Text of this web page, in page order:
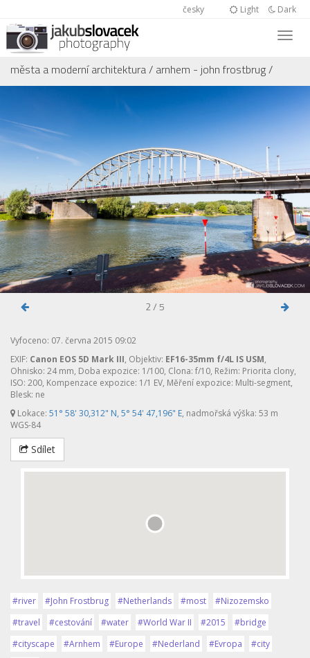
česky Light Dark
města a moderní architektura/ arnhem - john frostbrug/
2 / 5
Vyfoceno: 07. června 2015 09:02
EXIF: Canon EOS 5D Mark III, Objektiv: EF16-35mm f/4L IS USM,
Ohnisko: 24 mm, Doba expozice: 1/100, Clona: f/10, Režim: Priorita clony,
ISO: 200, Kompenzace expozice: 1/1 EV, Měření expozice: Multi-segment,
Blesk: ne
Lokace: 51° 58' 30,312" N, 5° 54' 47,196" E, nadmořská výška: 53 m
WGS-84
Sdílet
#river #John Frostbrug #Netherlands #most
#Nizozemsko
#travel
#cestování #water #World War II #2015
#bridge
#cityscape
#Arnhem #Europe #Nederland #Evropa
#city